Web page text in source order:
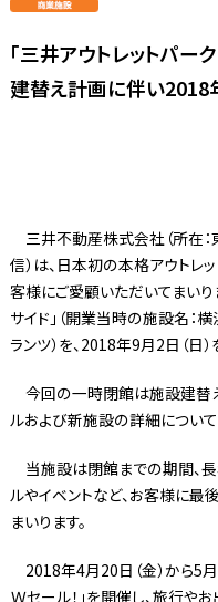
「三井アウトレットパー
建替え計画に伴い2018
三井不動産株式会社（所在
信）は、日本初の本格アウトレ
客様にご愛顧いただいてまいり
サイド」（開業当時の施設名：
ランツ）を、2018年9月2日（日
今回の一時閉館は施設建替
ルおよび新施設の詳細につい
当施設は閉館までの期間、
ルやイベントなど、お客様に
まいります。
2018年4月20日（金）から5
Ｗセール！」を開催し、旅行